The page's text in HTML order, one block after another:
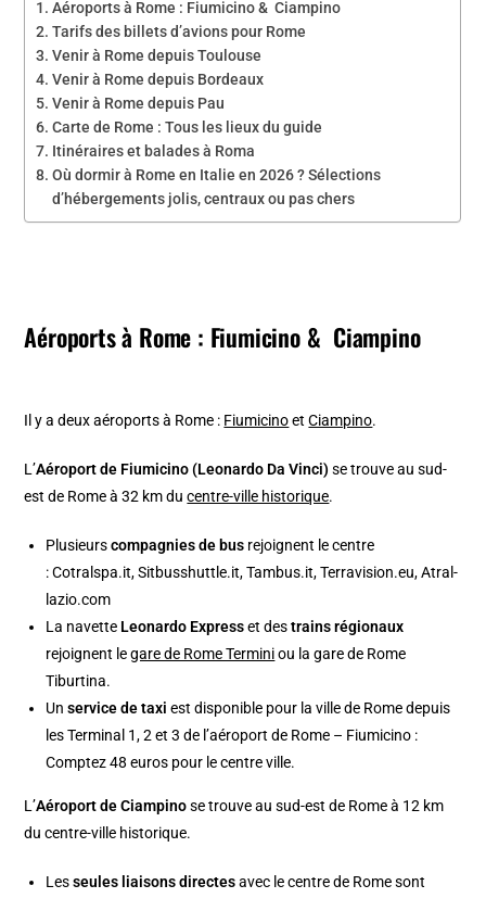
Aéroports à Rome : Fiumicino & Ciampino
Tarifs des billets d’avions pour Rome
Venir à Rome depuis Toulouse
Venir à Rome depuis Bordeaux
Venir à Rome depuis Pau
Carte de Rome : Tous les lieux du guide
Itinéraires et balades à Roma
Où dormir à Rome en Italie en 2026 ? Sélections
d’hébergements jolis, centraux ou pas chers
Aéroports à Rome : Fiumicino & Ciampino
Il y a deux aéroports à Rome : FiumicinoetCiampino.
L’Aéroport de Fiumicino (Leonardo Da Vinci)se trouve au sud-
est de Rome à 32 km ducentre-ville historique.
Plusieurscompagnies de bus rejoignent le centre
: Cotralspa.it, Sitbusshuttle.it, Tambus.it, Terravision.eu, Atral-
lazio.com
La navette Leonardo Expresset destrains régionaux
rejoignent legare de Rome Terminiou la gare de Rome
Tiburtina.
Unservice de taxi est disponible pour la ville de Rome depuis
les Terminal 1, 2 et 3 de l’aéroport de Rome – Fiumicino :
Comptez 48 euros pour le centre ville.
L’Aéroport de Ciampinose trouve au sud-est de Rome à 12 km
du centre-ville historique.
Lesseules liaisons directesavec le centre de Rome sont